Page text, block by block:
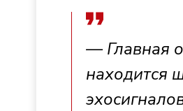
— Главная
находится